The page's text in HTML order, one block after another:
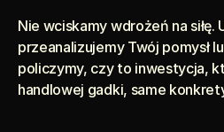
Nie wciskamy wdrożeń na siłę.
przeanalizujemy Twój pomysł
policzymy, czy to inwestycja,
handlowej gadki, same